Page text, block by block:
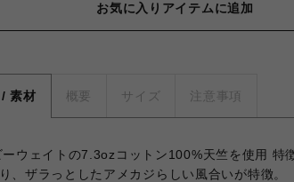
お気に入りアイテムに追加
素材 概要 サイズ 注意事項
ウェイトの7.3ozコットン100%天竺を使用 特
、ザラっとしたアメカジらしい風合いが特徴。